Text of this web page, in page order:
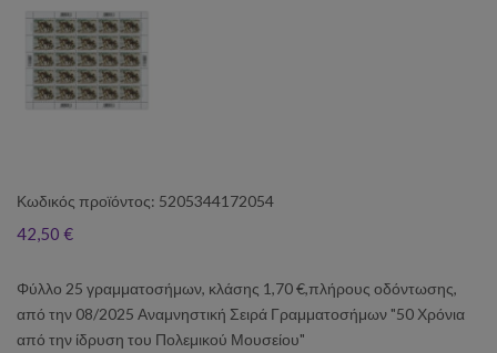
Κωδικός προϊόντος: 5205344172054
42,50 €
Φύλλο 25 γραμματοσήμων, κλάσης 1,70 €,πλήρους οδόντωσης,
από την 08/2025 Αναμνηστική Σειρά Γραμματοσήμων "50 Χρόνια
από την ίδρυση του Πολεμικού Μουσείου"